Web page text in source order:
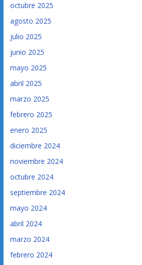
octubre 2025
agosto 2025
julio 2025
junio 2025
mayo 2025
abril 2025
marzo 2025
febrero 2025
enero 2025
diciembre 2024
noviembre 2024
octubre 2024
septiembre 2024
mayo 2024
abril 2024
marzo 2024
febrero 2024